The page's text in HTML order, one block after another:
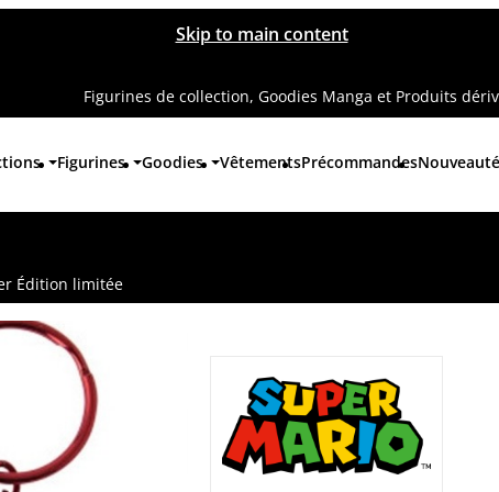
Skip to main content
Figurines de collection, Goodies Manga et Produits
Figurines Goodies VêtementsPrécommandes
Édition limitée